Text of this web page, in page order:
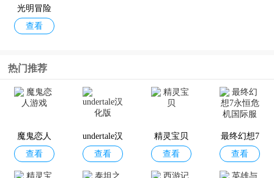
光明冒险
九游版
查看
热门推荐
魔鬼恋人
游戏
查看
undertale汉
化版
查看
精灵宝贝
查看
最终幻想7
永恒危机
国际服
查看